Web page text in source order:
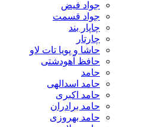
جواد فیض
جواد قسمت
چاپار بند
چارتار
حاشا و پویا تات لاو
حافظ آهودشتی
حامد
حامد اسدالهی
حامد اکبری
حامد برادران
حامد بهروزی